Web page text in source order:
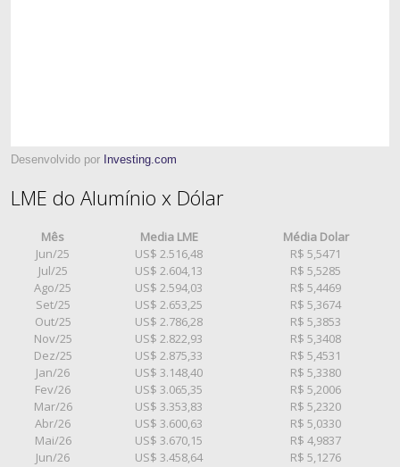
Desenvolvido por Investing.com
LME do Alumínio x Dólar
Mês Media LME
Média Dolar
Jun/25
US$ 2.516,48
R$ 5,5471
Jul/25
US$ 2.604,13
R$ 5,5285
Ago/25
US$ 2.594,03
R$ 5,4469
Set/25
US$ 2.653,25
R$ 5,3674
Out/25
US$ 2.786,28
R$ 5,3853
Nov/25
US$ 2.822,93
R$ 5,3408
Dez/25
US$ 2.875,33
R$ 5,4531
Jan/26
US$ 3.148,40
R$ 5,3380
Fev/26
US$ 3.065,35
R$ 5,2006
Mar/26
US$ 3.353,83
R$ 5,2320
Abr/26
US$ 3.600,63
R$ 5,0330
Mai/26
US$ 3.670,15
R$ 4,9837
Jun/26
US$ 3.458,64 R$ 5,1276